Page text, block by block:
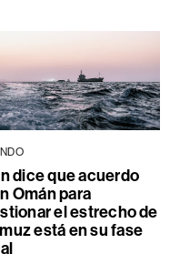
dice que acuerdo
Omán para
el estrecho de
está en su fase